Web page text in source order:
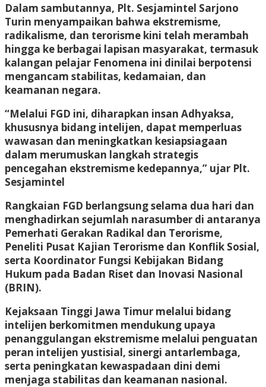
Dalam sambutannya, Plt. Sesjamintel Sarjono
Turin menyampaikan bahwa ekstremisme,
radikalisme, dan terorisme kini telah merambah
hingga ke berbagai lapisan masyarakat, termasuk
kalangan pelajar Fenomena ini dinilai berpotensi
mengancam stabilitas, kedamaian, dan
keamanan negara.
“Melalui FGD ini, diharapkan insan Adhyaksa,
khususnya bidang intelijen, dapat memperluas
wawasan dan meningkatkan kesiapsiagaan
dalam merumuskan langkah strategis
pencegahan ekstremisme kedepannya,” ujar Plt.
Sesjamintel
Rangkaian FGD berlangsung selama dua hari dan
menghadirkan sejumlah narasumber di antaranya
Pemerhati Gerakan Radikal dan Terorisme,
Peneliti Pusat Kajian Terorisme dan Konflik Sosial,
serta Koordinator Fungsi Kebijakan Bidang
Hukum pada Badan Riset dan Inovasi Nasional
(BRIN).
Kejaksaan Tinggi Jawa Timur melalui bidang
intelijen berkomitmen mendukung upaya
penanggulangan ekstremisme melalui penguatan
peran intelijen yustisial, sinergi antarlembaga,
serta peningkatan kewaspadaan dini demi
menjaga stabilitas dan keamanan nasional.